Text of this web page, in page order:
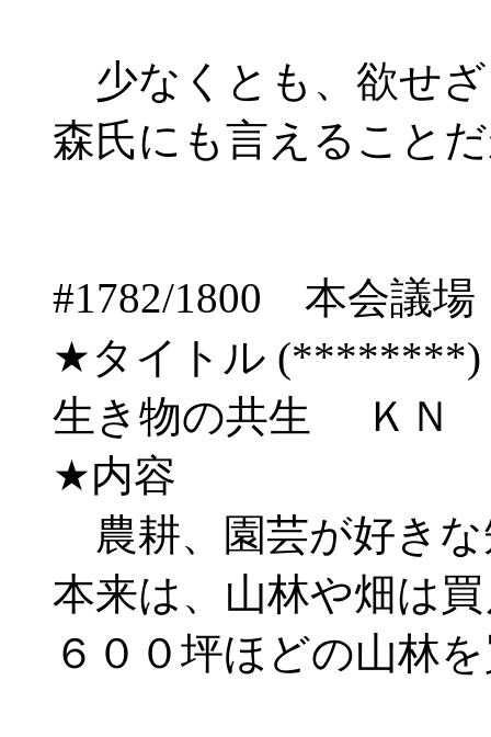
少なくとも、欲せ
森氏にも言えること
#1782/1800 本会議
★タイトル (********)
生き物の共生 ＫＮ
★内容
農耕、園芸が好き
本来は、山林や畑は
６００坪ほどの山林